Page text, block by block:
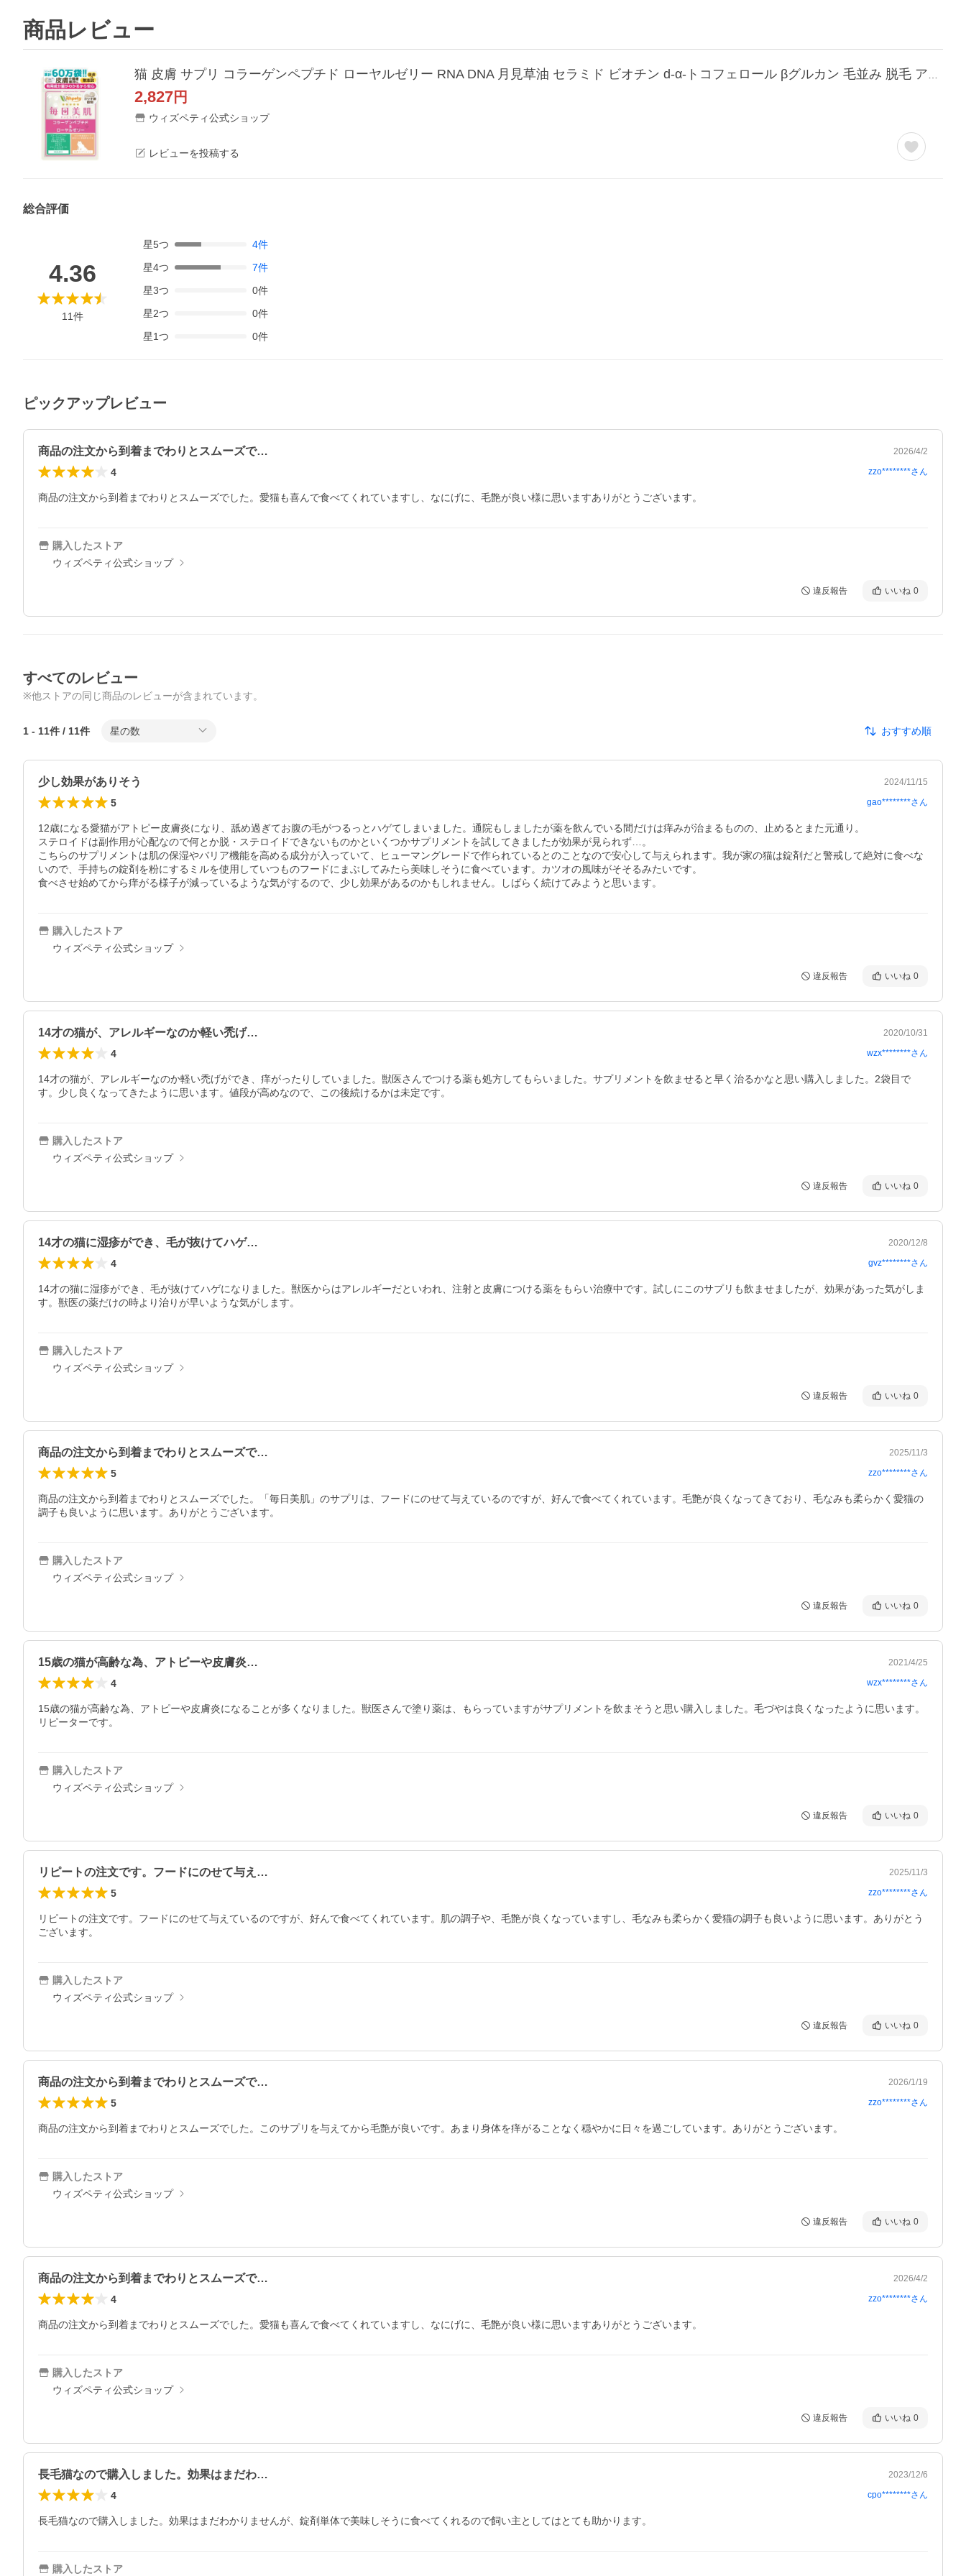
商品レビュー
2,827円
ウィズペティ公式ショップ
レビューを投稿する
総合評価
4.36
11件
星5つ 4件
星4つ 7件
星3つ 0件
星2つ 0件
星1つ 0件
ピックアップレビュー
商品の注文から到着までわりとスムーズで… 2026/4/2
4 zzo********さん
購入したストア
ウィズペティ公式ショップ
違反報告 いいね 0
すべてのレビュー
※他ストアの同じ商品のレビューが含まれています。
1 - 11件 / 11件 星の数 おすすめ順
少し効果がありそう 2024/11/15
5 gao********さん
12歳になる愛猫がアトピー皮膚炎になり、舐め過ぎてお腹の毛がつるっとハゲてしまいました。通院もしましたが薬を飲んでいる間だけは痒みが治まるものの、止めるとまた元通り。
ステロイドは副作用が心配なので何とか脱・ステロイドできないものかといくつかサプリメントを試してきましたが効果が見られず…。
こちらのサプリメントは肌の保湿やバリア機能を高める成分が入っていて、ヒューマングレードで作られているとのことなので安心して与えられます。我が家の猫は錠剤だと警戒して絶対に食べな
いので、手持ちの錠剤を粉にするミルを使用していつものフードにまぶしてみたら美味しそうに食べています。カツオの風味がそそるみたいです。
食べさせ始めてから痒がる様子が減っているような気がするので、少し効果があるのかもしれません。しばらく続けてみようと思います。
購入したストア
ウィズペティ公式ショップ
違反報告 いいね 0
14才の猫が、アレルギーなのか軽い禿げ… 2020/10/31
4 wzx********さん
14才の猫が、アレルギーなのか軽い禿げができ、痒がったりしていました。獣医さんでつける薬も処方してもらいました。サプリメントを飲ませると早く治るかなと思い購入しました。2袋目で
す。少し良くなってきたように思います。値段が高めなので、この後続けるかは未定です。
購入したストア
ウィズペティ公式ショップ
違反報告 いいね 0
14才の猫に湿疹ができ、毛が抜けてハゲ… 2020/12/8
4 gvz********さん
14才の猫に湿疹ができ、毛が抜けてハゲになりました。獣医からはアレルギーだといわれ、注射と皮膚につける薬をもらい治療中です。試しにこのサプリも飲ませましたが、効果があった気がしま
す。獣医の薬だけの時より治りが早いような気がします。
購入したストア
ウィズペティ公式ショップ
違反報告 いいね 0
商品の注文から到着までわりとスムーズで… 2025/11/3
5 zzo********さん
商品の注文から到着までわりとスムーズでした。「毎日美肌」のサプリは、フードにのせて与えているのですが、好んで食べてくれています。毛艶が良くなってきており、毛なみも柔らかく愛猫の
調子も良いように思います。ありがとうございます。
購入したストア
ウィズペティ公式ショップ
違反報告 いいね 0
15歳の猫が高齢な為、アトピーや皮膚炎… 2021/4/25
4 wzx********さん
15歳の猫が高齢な為、アトピーや皮膚炎になることが多くなりました。獣医さんで塗り薬は、もらっていますがサプリメントを飲まそうと思い購入しました。毛づやは良くなったように思います。
リピーターです。
購入したストア
ウィズペティ公式ショップ
違反報告 いいね 0
リピートの注文です。フードにのせて与え… 2025/11/3
5 zzo********さん
リピートの注文です。フードにのせて与えているのですが、好んで食べてくれています。肌の調子や、毛艶が良くなっていますし、毛なみも柔らかく愛猫の調子も良いように思います。ありがとう
ございます。
購入したストア
ウィズペティ公式ショップ
違反報告 いいね 0
商品の注文から到着までわりとスムーズで… 2026/1/19
5 zzo********さん
商品の注文から到着までわりとスムーズでした。このサプリを与えてから毛艶が良いです。あまり身体を痒がることなく穏やかに日々を過ごしています。ありがとうございます。
購入したストア
ウィズペティ公式ショップ
違反報告 いいね 0
商品の注文から到着までわりとスムーズで… 2026/4/2
4 zzo********さん
購入したストア
ウィズペティ公式ショップ
違反報告 いいね 0
長毛猫なので購入しました。効果はまだわ… 2023/12/6
4 cpo********さん
長毛猫なので購入しました。効果はまだわかりませんが、錠剤単体で美味しそうに食べてくれるので飼い主としてはとても助かります。
購入したストア